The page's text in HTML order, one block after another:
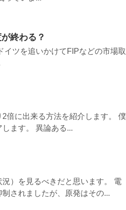
終わる？
イツを追いかけてFIPなどの市場取
倍に出来る方法を紹介します。 僕
ます。 異論ある...
）を見るべきだと思います。 電
されましたが、原発はその...